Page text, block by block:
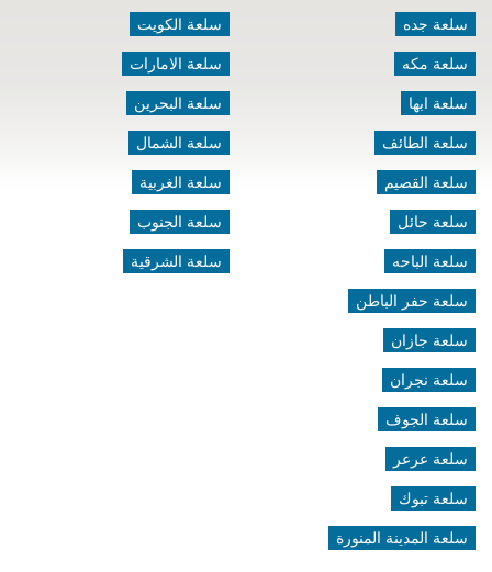
سلعة جده
سلعة مكه
سلعة ابها
سلعة الطائف
سلعة القصيم
سلعة حائل
سلعة الباحه
سلعة حفر الباطن
سلعة جازان
سلعة نجران
سلعة الجوف
سلعة عرعر
سلعة تبوك
سلعة المدينة المنورة
سلعة الكويت
سلعة الامارات
سلعة البحرين
سلعة الشمال
سلعة الغربية
سلعة الجنوب
سلعة الشرقية